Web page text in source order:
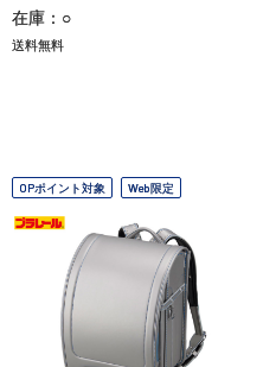
在庫：○
送料無料
OPポイント対象 Web限定